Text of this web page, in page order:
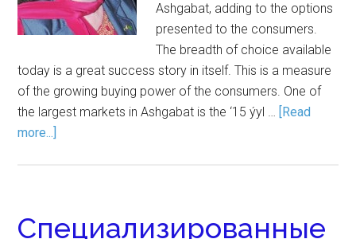
Ashgabat, adding to the options
presented to the consumers.
The breadth of choice available
today is a great success story in itself. This is a measure
of the growing buying power of the consumers. One of
the largest markets in Ashgabat is the ‘15 ýyl … [Read
more...]
Специализированные